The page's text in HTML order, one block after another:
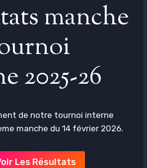
manche
2025-26
de notre tournoi interne
manche du 14 février 2026.
Les Résultats